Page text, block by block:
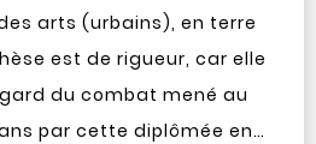
arts (urbains), en terre
est de rigueur, car elle
du combat mené au
par cette diplômée en…